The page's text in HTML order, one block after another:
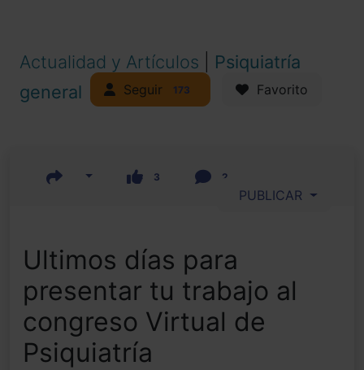
Actualidad y Artículos
Psiquiatría
general
Seguir 173 Favorito
3 2
PUBLICAR
Ultimos días para
presentar tu trabajo al
congreso Virtual de
Psiquiatría